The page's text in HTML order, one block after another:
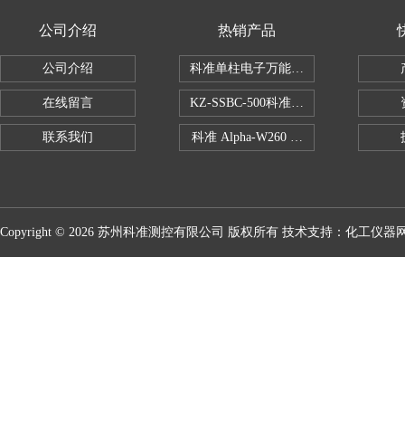
公司介绍
公司介绍
在线留言
联系我们
热销产品
科准单柱电子万能拉力机KZ-SSBC-500
KZ-SSBC-500科准单柱电子万能试验
科准 Alpha-W260 半导体全自动推拉
Copyright © 2026 苏州科准测控有限公司 版权所有 技术支持： 化工仪器